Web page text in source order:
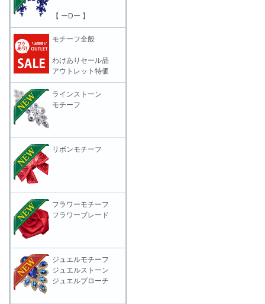
【 ーDー 】
モチーフ全般
わけありセール品
アウトレット特価
ラインストーン
モチーフ
リボンモチーフ
フラワーモチーフ
フラワーブレード
ジュエルモチーフ
ジュエルストーン
ジュエルブローチ